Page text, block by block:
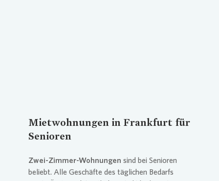
Mietwohnungen in Frankfurt für
Senioren
Zwei-Zimmer-Wohnungen sind bei Senioren
beliebt. Alle Geschäfte des täglichen Bedarfs